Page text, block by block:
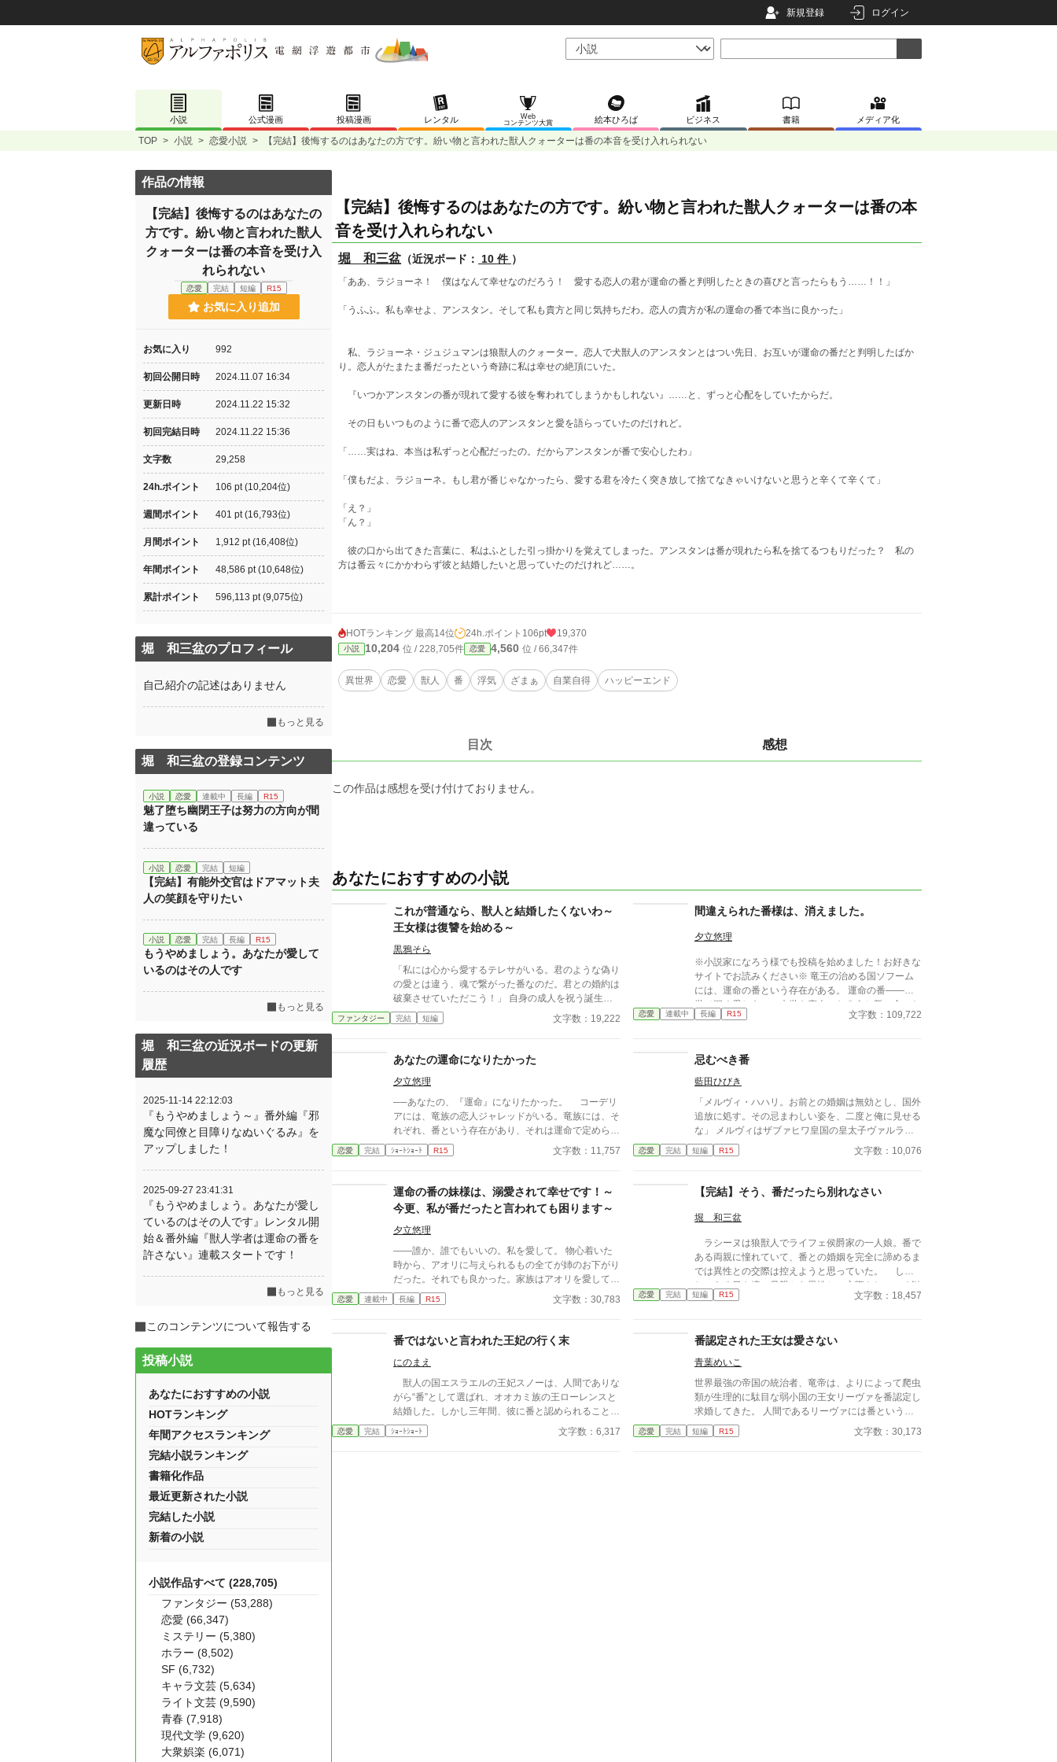
新規登録 ログイン
小説 公式漫画 投稿漫画 レンタル
Web
コンテンツ大賞
絵本ひろば ビジネス 書籍 メディア化
TOP > 小説 > 恋愛小説 > 【完結】後悔するのはあなたの方です。紛い物と言われた獣人クォーターは番の本音を受け入れられない
【完結】後悔するのはあなたの方です。紛い物と言われた獣人クォーターは番の本
音を受け入れられない
堀 和三盆 （近況ボード： 10 件 ）
「ああ、ラジョーネ！ 僕はなんて幸せなのだろう！ 愛する恋人の君が運命の番と判明したときの喜びと言ったらもう……！！」
「うふふ。私も幸せよ、アンスタン。そして私も貴方と同じ気持ちだわ。恋人の貴方が私の運命の番で本当に良かった」
私、ラジョーネ・ジュジュマンは狼獣人のクォーター。恋人で犬獣人のアンスタンとはつい先日、お互いが運命の番だと判明したばか
り。恋人がたまたま番だったという奇跡に私は幸せの絶頂にいた。
『いつかアンスタンの番が現れて愛する彼を奪われてしまうかもしれない』……と、ずっと心配をしていたからだ。
その日もいつものように番で恋人のアンスタンと愛を語らっていたのだけれど。
「……実はね、本当は私ずっと心配だったの。だからアンスタンが番で安心したわ」
「僕もだよ、ラジョーネ。もし君が番じゃなかったら、愛する君を冷たく突き放して捨てなきゃいけないと思うと辛くて辛くて」
「え？」
「ん？」
彼の口から出てきた言葉に、私はふとした引っ掛かりを覚えてしまった。アンスタンは番が現れたら私を捨てるつもりだった？ 私の
方は番云々にかかわらず彼と結婚したいと思っていたのだけれど……。
HOTランキング 最高14位 24h.ポイント 106pt 19,370
小説 10,204 位 / 228,705件 恋愛 4,560 位 / 66,347件
異世界 恋愛 獣人 番 浮気 ざまぁ 自業自得 ハッピーエンド
目次 感想
この作品は感想を受け付けておりません。
あなたにおすすめの小説
これが普通なら、獣人と結婚したくないわ～
王女様は復讐を始める～
黒鴉そら
「私には心から愛するテレサがいる。君のような偽り
の愛とは違う、魂で繋がった番なのだ。君との婚約は
破棄させていただこう！」 自身の成人を祝う誕生パ
ーティーで婚約破棄を申し出た王子と婚約者と番と、
それを見ていた第三者である他国の姫のお話。 全然
まぁ要素は強くないです。 最後まで書いているので
更新をお待ちください。６話で完結の短編です。
ファンタジー 完結 短編 文字数：19,222
間違えられた番様は、消えました。
夕立悠理
※小説家になろう様でも投稿を始めました！お好きな
サイトでお読みください※ 竜王の治める国ソフーム
には、運命の番という存在がある。 運命の番――前
世で深く愛しあい、来世も恋人になろうと誓い合った
相手のことをさす。特に竜王にとっての「運命の番」
ずっと慕っていた竜王にそう告げられた、ロイゼ・イ
ーデン。しかし、ロイゼは、知っていた。 ロイゼこ
そが、竜王の『運命の番』だと。 「エルマ、私の愛
しい番」 けれどそれを知らない竜王は、今日もロイ
ゼの親友に愛を囁く。 いつの間にか、ロイゼの呼び
名は、ロイゼから番の親友、そして最後は嘘つきに変
わっていた。 名前を失くしたロイゼは、消えること
にした。
恋愛 連載中 長編 R15 文字数：109,722
あなたの運命になりたかった
夕立悠理
──あなたの、『運命』になりたかった。 コーデリ
アには、竜族の恋人ジャレッドがいる。竜族には、そ
れぞれ、番という存在があり、それは運命で定められ
た結ばれるべき相手だ。けれど、コーデリアは、ジャ
レッドの番ではなかった。それでも、二人は愛し合
せの絶頂にいたコーデリア。しかし、その翌日、ジャ
レッドの番だという女性が現れて──。 ※一話あたり
の文字数がとても少ないです。 ※小説家になろう様
にも投稿しています
恋愛 完結 ｼｮｰﾄｼｮｰﾄ R15 文字数：11,757
忌むべき番
藍田ひびき
「メルヴィ・ハハリ。お前との婚姻は無効とし、国外
追放に処す。その忌まわしい姿を、二度と俺に見せる
な」 メルヴィはザブァヒワ皇国の皇太子ヴァルラム
の番だと告げられ、強引に彼の後宮へ入れられた。し
かしヴァルラムは他の妃のもとへ通うばかり。さら
渡す。 彼は知らなかった。それこそがメルヴィの望
みだということを――。 ※ 8/4 誤字修正しました。
※ なろうにも投稿しています。
恋愛 完結 短編 R15 文字数：10,076
運命の番の妹様は、溺愛されて幸せです！～
今更、私が番だったと言われても困ります～
夕立悠理
――誰か、誰でもいいの。私を愛して。 物心着いた
時から、アオリに与えられるもの全てが姉のお下がり
だった。それでも良かった。家族はアオリを愛してい
ると信じていたから。 けれど姉のスカーレットがこ
の国の竜王陛下である、レナードに見初められて全て
ったのだ。みんな、妹様、とアオリを呼ぶ。孤独に耐
えかねたアオリは、隣国へと旅にでることにした。─
─そこで、自分の本当の運命が待っているとも、知ら
ずに。 ※以前投稿していた「竜王陛下の番……の妹
様は、隣国で溺愛される」のリメイクです。
恋愛 連載中 長編 R15 文字数：30,783
【完結】そう、番だったら別れなさい
堀 和三盆
ラシーヌは狼獣人でライフェ侯爵家の一人娘。番で
ある両親に憧れていて、番との婚姻を完全に諦めるま
では異性との交際は控えようと思っていた。 しか
し、ある日を境に母親から異性との交際をしつこく勧
められるようになり、仕方なく幼馴染で猫獣人のファ
際が始まった。 そして二人が成長すると、なんと
偽の恋人役を頼んだ幼馴染のファンゲンから番の気配
を感じるようになり、幼馴染が大好きだったラシーヌ
は大喜び。早速母親に、 『お付き合いしている幼馴
染のファンゲンが私の番かもしれない』――と報告す
るのだが。 「そう、番だったら別れなさい」 母親
からの返答はラシーヌには受け入れ難いものだった。
お母様どうして！？ 何で運命の番と別れなくて
恋愛 完結 短編 R15 文字数：18,457
番ではないと言われた王妃の行く末
にのまえ
獣人の国エスラエルの王妃スノーは、人間でありな
がら“番”として選ばれ、オオカミ族の王ローレンスと
結婚した。しかし三年間、彼に番と認められることも
愛されることもなく、白い結婚のまま冷遇され続け
る。 それでも王妃として国に尽くしてきたスノー
恋愛 完結 ｼｮｰﾄｼｮｰﾄ 文字数：6,317
番認定された王女は愛さない
青葉めいこ
世界最強の帝国の統治者、竜帝は、よりによって爬虫
類が生理的に駄目な弱小国の王女リーヴァを番認定し
求婚してきた。 人間であるリーヴァには番という概
念がなく相愛の婚約者シグルズもいる。何より、本性
が爬虫類もどきの竜帝を絶対に愛せない。 けれど、
恋愛 完結 短編 R15 文字数：30,173
作品の情報
【完結】後悔するのはあなたの
方です。紛い物と言われた獣人
クォーターは番の本音を受け入
れられない
恋愛 完結 短編 R15
お気に入り追加
お気に入り 992
初回公開日時 2024.11.07 16:34
更新日時 2024.11.22 15:32
初回完結日時 2024.11.22 15:36
文字数 29,258
24h.ポイント 106 pt (10,204位)
週間ポイント 401 pt (16,793位)
月間ポイント 1,912 pt (16,408位)
年間ポイント 48,586 pt (10,648位)
累計ポイント 596,113 pt (9,075位)
堀 和三盆のプロフィール
自己紹介の記述はありません
もっと見る
堀 和三盆の登録コンテンツ
小説 恋愛 連載中 長編 R15
魅了堕ち幽閉王子は努力の方向が間
違っている
小説 恋愛 完結 短編
【完結】有能外交官はドアマット夫
人の笑顔を守りたい
小説 恋愛 完結 長編 R15
もうやめましょう。あなたが愛して
いるのはその人です
もっと見る
堀 和三盆の近況ボードの更新
履歴
2025-11-14 22:12:03
『もうやめましょう～』番外編『邪
魔な同僚と目障りなぬいぐるみ』を
アップしました！
2025-09-27 23:41:31
『もうやめましょう。あなたが愛し
ているのはその人です』レンタル開
始＆番外編『獣人学者は運命の番を
許さない』連載スタートです！
もっと見る
このコンテンツについて報告する
投稿小説
あなたにおすすめの小説
HOTランキング
年間アクセスランキング
完結小説ランキング
書籍化作品
最近更新された小説
完結した小説
新着の小説
小説作品すべて (228,705)
ファンタジー (53,288)
恋愛 (66,347)
ミステリー (5,380)
ホラー (8,502)
SF (6,732)
キャラ文芸 (5,634)
ライト文芸 (9,590)
青春 (7,918)
現代文学 (9,620)
大衆娯楽 (6,071)